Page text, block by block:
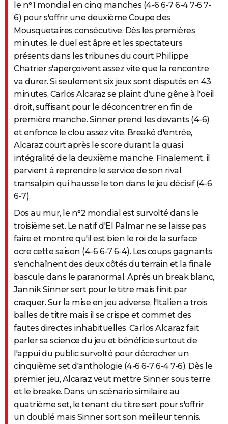
le n°1 mondial en cinq manches (4-6 6-7 6-4 7-6 7-
6) pour s'offrir une deuxième Coupe des
Mousquetaires consécutive. Dès les premières
minutes, le duel est âpre et les spectateurs
présents dans les tribunes du court Philippe
Chatrier s'aperçoivent assez vite que la rencontre
va durer. Si seulement six jeux sont disputés en 43
minutes, Carlos Alcaraz se plaint d'une gêne à l'oeil
droit, suffisant pour le déconcentrer en fin de
première manche. Sinner prend les devants (4-6)
et enfonce le clou assez vite. Breaké d'entrée,
Alcaraz court après le score durant la quasi
intégralité de la deuxième manche. Finalement, il
parvient à reprendre le service de son rival
transalpin qui hausse le ton dans le jeu décisif (4-6
6-7).
Dos au mur, le n°2 mondial est survolté dans le
troisième set. Le natif d'El Palmar ne se laisse pas
faire et montre qu'il est bien le roi de la surface
ocre cette saison (4-6 6-7 6-4). Les coups gagnants
s'enchaînent des deux côtés du terrain et la finale
bascule dans le paranormal. Après un break blanc,
Jannik Sinner sert pour le titre mais finit par
craquer. Sur la mise en jeu adverse, l'Italien a trois
balles de titre mais il se crispe et commet des
fautes directes inhabituelles. Carlos Alcaraz fait
parler sa science du jeu et bénéficie surtout de
l'appui du public survolté pour décrocher un
cinquième set d'anthologie (4-6 6-7 6-4 7-6). Dès le
premier jeu, Alcaraz veut mettre Sinner sous terre
et le breake. Dans un scénario similaire au
quatrième set, le tenant du titre sert pour s'offrir
un doublé mais Sinner sort son meilleur tennis.